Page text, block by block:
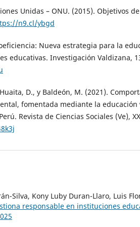
Unidas – ONU. (2015). Objetivos de
n9.cl/ybgd
Nueva estrategia para la
educativas. Investigación Valdizana,
D., y Baldeón, M. (2021).
fomentada mediante la educación
Revista de Ciencias Sociales (Ve),
Silva, Kony Luby Duran-Llaro, Luis
responsable en instituciones